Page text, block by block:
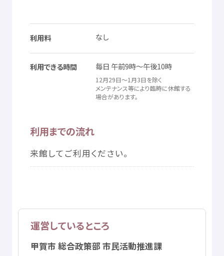
利用料 なし
利用できる時間 毎日 午前9時～午後10時
12月29日～1 月3日を除く
メンテナンス等により臨時に休館する
場合があります。
利用までの流れ
来館 してご利用ください。
運営しているところ
甲賀市 総合政策部 市民活動推進課